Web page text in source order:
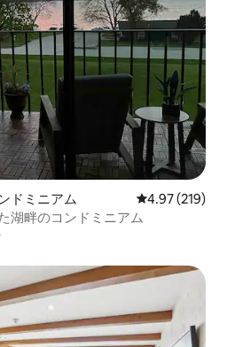
ドミニアム レビュー219
4.97 (219)
湖畔のコンドミニアム